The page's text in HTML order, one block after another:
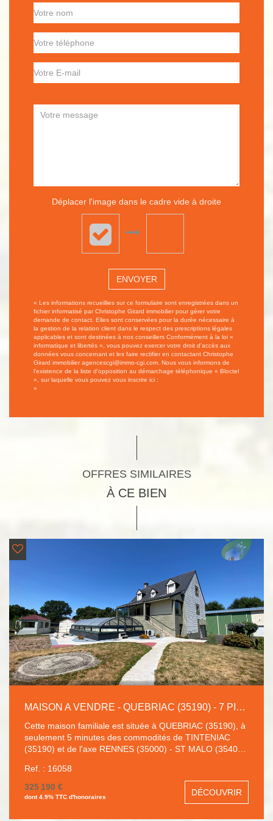
Déplacer l'image dans le cadre vide à droite
ENVOYER
« Les informations recueillies sur ce formulaire sont enregistrées dans un
fichier informatisé par Christophe Girard immobilier pour gérer votre
demande de contact. Elles sont conservées pour la durée nécessaire à
la gestion de la relation client dans le respect des prescriptions légales
applicables et sont destinées à nos conseillers Conformément à la loi «
informatique et libertés », vous pouvez exercer votre droit d'accès aux
données vous concernant et les faire rectifier en contactant Christophe
Girard immobilier agencescgi@immo-cgi.com. Nous vous informons de
l'existence de la liste d'opposition au démarchage téléphonique « Bloctel
», sur laquelle vous pouvez vous inscrire ici :
»
OFFRES SIMILAIRES
À CE BIEN
MAISON A VENDRE - QUEBRIAC (35190) - 7 PIECES
Cette maison familiale est située à QUEBRIAC (35190), à
seulement 5 minutes des commodités de TINTENIAC
(35190) et de l'axe RENNES (35000) - ST MALO (35400)
commodités et la gare. Venez profiter d'une maison
indépendante, avec un grand terrain de plus de 2 000 m².
Exposée SUD-OUEST, elle vous propose une grande
pièce de vie avec véranda chauffée de 72 m² avec un
poêle à bois, une cuisine aménagée et entièrement
Ref. : 16058
325 190 €
dont 4.9% TTC d'honoraires DÉCOUVRIR